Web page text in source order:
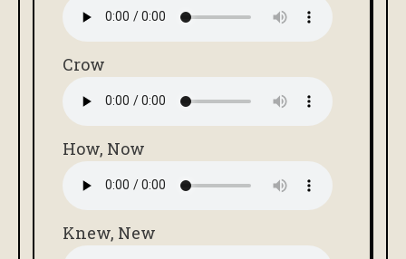
Crow
How, Now
Knew, New